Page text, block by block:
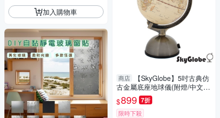
加入購物車
商店
【SkyGlobe】5吋古典仿
古金屬底座地球儀(附燈/中文
版)
$899 7折
限時下殺